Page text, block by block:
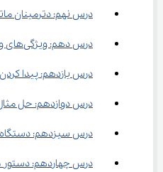
درس نهم: دترمینان ماتریس 2×2 و تعریف
درس دهم: ویژگی‌های وارون ماتریس
درس یازدهم: پیدا
درس دوازدهم: حل مثال‌هایی از وارون
درس سیزدهم:
درس چهاردهم: دستور